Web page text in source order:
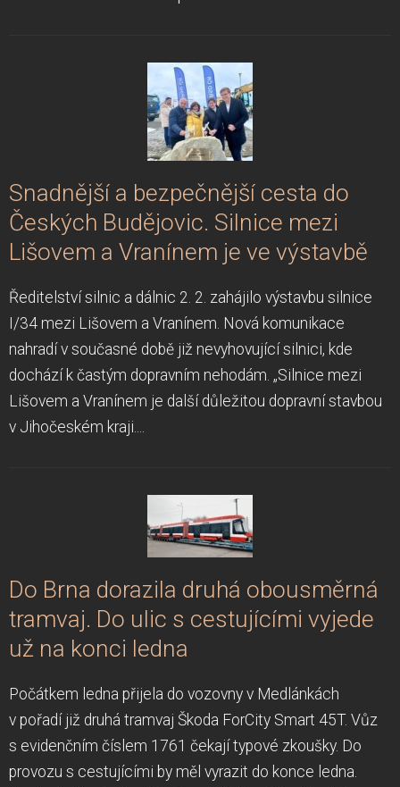
Snadnější a bezpečnější cesta do
Českých Budějovic. Silnice mezi
Lišovem a Vranínem je ve výstavbě
Ředitelství silnic a dálnic 2. 2. zahájilo výstavbu silnice
I/34 mezi Lišovem a Vranínem. Nová komunikace
nahradí v současné době již nevyhovující silnici, kde
dochází k častým dopravním nehodám. „Silnice mezi
Lišovem a Vranínem je další důležitou dopravní stavbou
v Jihočeském kraji....
Do Brna dorazila druhá obousměrná
tramvaj. Do ulic s cestujícími vyjede
už na konci ledna
Počátkem ledna přijela do vozovny v Medlánkách
v pořadí již druhá tramvaj Škoda ForCity Smart 45T. Vůz
s evidenčním číslem 1761 čekají typové zkoušky. Do
provozu s cestujícími by měl vyrazit do konce ledna.